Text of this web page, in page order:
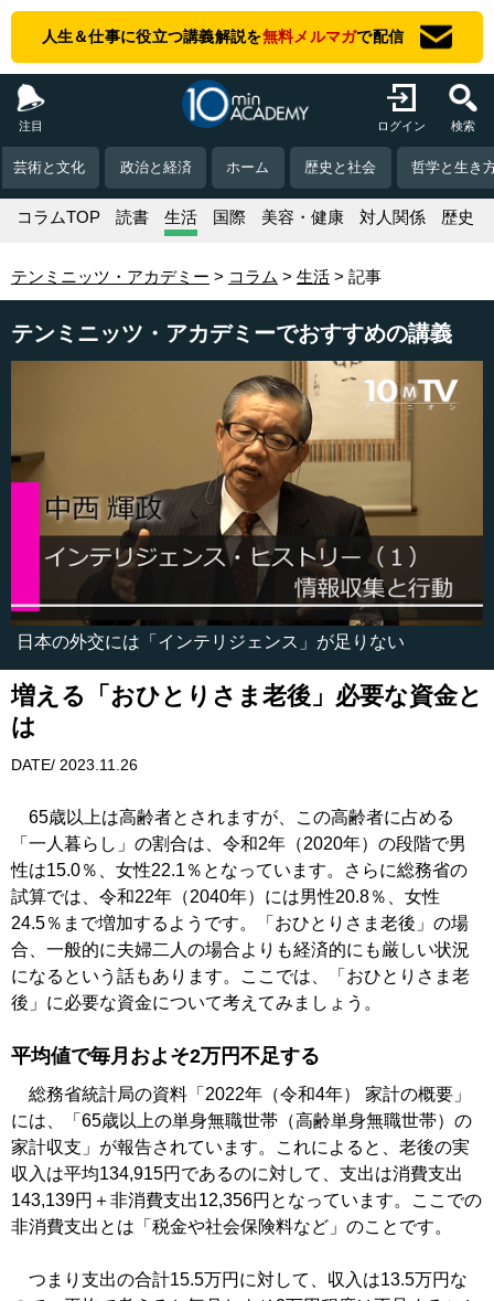
人生＆仕事に役立つ講義解説を無料メルマガで配信
注目 ログイン 検索
芸術と文化 政治と経済 ホーム 歴史と社会 哲学と生き
コラムTOP 読書 生活 国際 美容・健康 対人関係 歴史
テンミニッツ・アカデミー コラム 生活 記事
テンミニッツ・アカデミーでおすすめの講義
日本の外交には「インテリジェンス」が足りない
増える「おひとりさま老後」必要な資金と
は
DATE/ 2023.11.26
65歳以上は高齢者とされますが、この高齢者に占める
「一人暮らし」の割合は、令和2年（2020年）の段階で男
性は15.0％、女性22.1％となっています。さらに総務省の
試算では、令和22年（2040年）には男性20.8％、女性
24.5％まで増加するようです。「おひとりさま老後」の場
合、一般的に夫婦二人の場合よりも経済的にも厳しい状況
になるという話もあります。ここでは、「おひとりさま老
後」に必要な資金について考えてみましょう。
平均値で毎月およそ2万円不足する
総務省統計局の資料「2022年（令和4年） 家計の概要」
には、「65歳以上の単身無職世帯（高齢単身無職世帯）の
家計収支」が報告されています。これによると、老後の実
収入は平均134,915円であるのに対して、支出は消費支出
143,139円＋非消費支出12,356円となっています。ここでの
非消費支出とは「税金や社会保険料など」のことです。
つまり支出の合計15.5万円に対して、収入は13.5万円な